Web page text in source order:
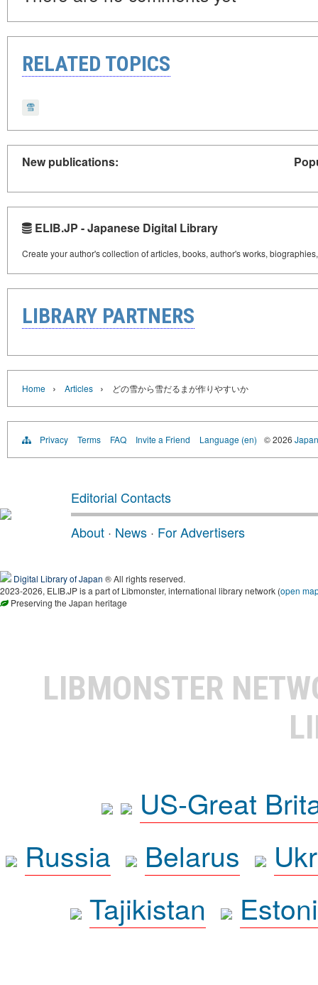
RELATED TOPICS
雪
New publications:
ELIB.JP - Japanese Digital Library
Create your author's collection of articles, books, author's works,
LIBRARY PARTNERS
Home › Articles › どの雪から雪だるまが作りやすいか
Privacy Terms FAQ Invite a Friend Language (en) © 2026
Editorial Contacts
About · News · For Advertisers
Digital Library of Japan ® All rights reserved.
2023-2026, ELIB.JP is a part of Libmonster, international library network (open
Preserving the Japan heritage
LIBMONSTER
US-Great
Russia
Belarus
Tajikistan